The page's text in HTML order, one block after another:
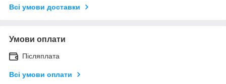
Всі умови доставки
Умови оплати
Післяплата
Всі умови оплати